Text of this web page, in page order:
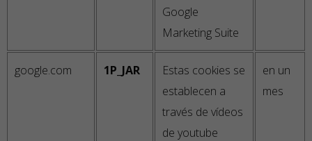
Google
Marketing Suite
google.com 1P_JAR
Estas cookies se
establecen a
través de vídeos
de youtube
en un
mes